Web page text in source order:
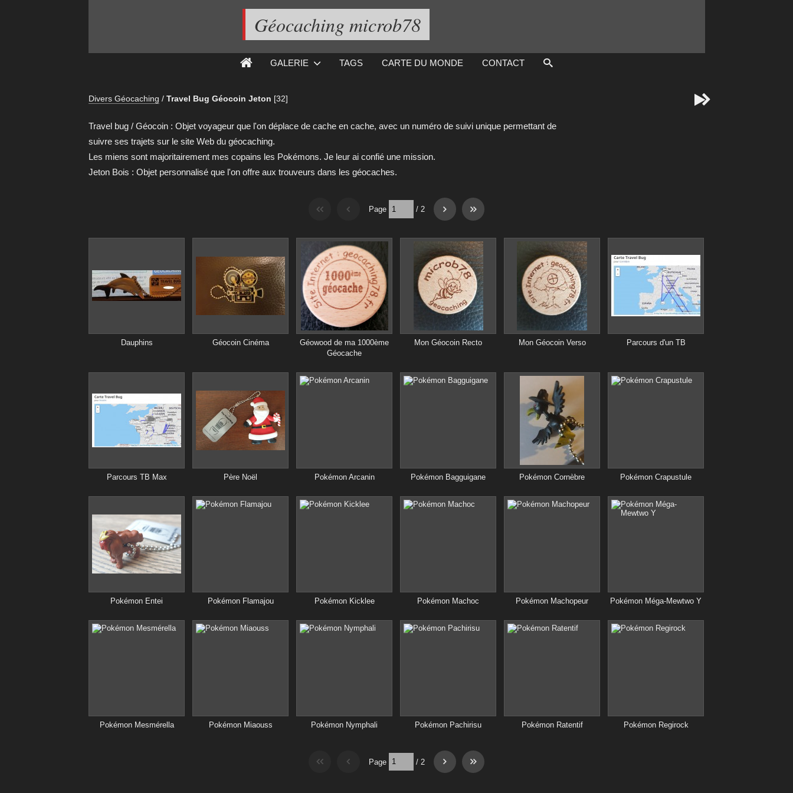
Géocaching microb78
GALERIE TAGS CARTE DU MONDE CONTACT
Divers Géocaching / Travel Bug Géocoin Jeton [32] 
Travel bug / Géocoin : Objet voyageur que l'on déplace de cache en cache, avec un numéro de suivi unique permettant de
suivre ses trajets sur le site Web du géocaching.
Les miens sont majoritairement mes copains les Pokémons. Je leur ai confié une mission.
Jeton Bois : Objet personnalisé que l'on offre aux trouveurs dans les géocaches.
Page / 2
Dauphins Géocoin Cinéma
Géowood de ma 1000ème
Géocache
Mon Géocoin Recto Mon Géocoin Verso Parcours d'un TB
Parcours TB Max Père Noël Pokémon Arcanin Pokémon Bagguigane Pokémon Cornèbre Pokémon Crapustule
Pokémon Entei Pokémon Flamajou Pokémon Kicklee Pokémon Machoc Pokémon Machopeur Pokémon Méga-Mewtwo Y
Pokémon Mesmérella Pokémon Miaouss Pokémon Nymphali Pokémon Pachirisu Pokémon Ratentif Pokémon Regirock
Page / 2